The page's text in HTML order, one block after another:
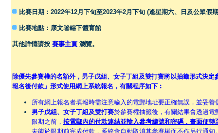
比賽日期：2022年12月下旬至2023年2月下旬 (逢星期六、日及公眾假
比賽地點：康文署轄下體育館
其他詳情請按 賽事主頁瀏覽。
除優先參賽權的名額外，男子戊組、女子丁組及雙打賽將以抽籤形式決
報名後付款」形式使用網上系統報名，有關程序如下︰
所有網上報名者填報時需注意輸入的電郵地址要正確無誤，並妥
男子戊組、女子丁組及雙打賽於參賽權抽籤後，有關結果會透過
限期之前， 按電郵內的付款連結並輸入參考編號和密碼，畫面便
未能於限期前完成付款，系統會自動取消其參賽權而不作另行通知